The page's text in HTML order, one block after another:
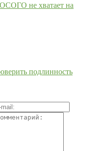
не хватает на
подлинность